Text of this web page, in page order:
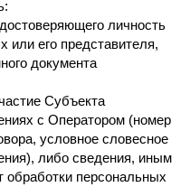
личность
его представителя,
документа
Субъекта
с Оператором (номер
условное словесное
либо сведения, иным
персональных